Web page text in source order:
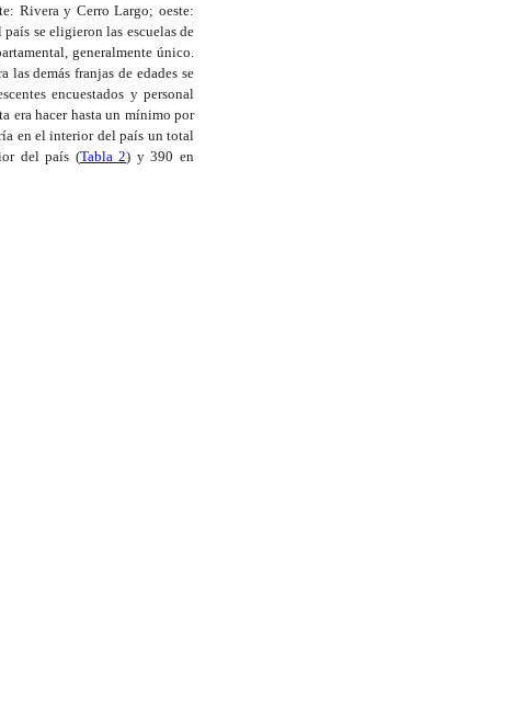
Rivera y Cerro Largo; oeste:
se eligieron las escuelas de
generalmente único.
demás franjas de edades se
encuestados y personal
era hacer hasta un mínimo por
en el interior del país un total
del país (Tabla 2) y 390 en